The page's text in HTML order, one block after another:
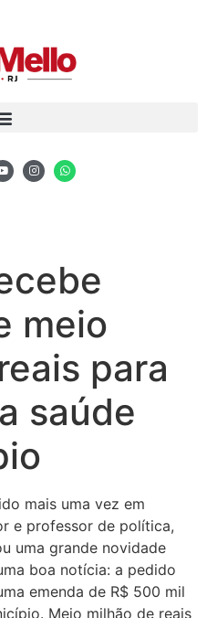
meio
para
saúde
mais uma vez em
e professor de política,
uma grande novidade
boa notícia: a pedido
emenda de R$ 500 mil
Meio milhão de reais